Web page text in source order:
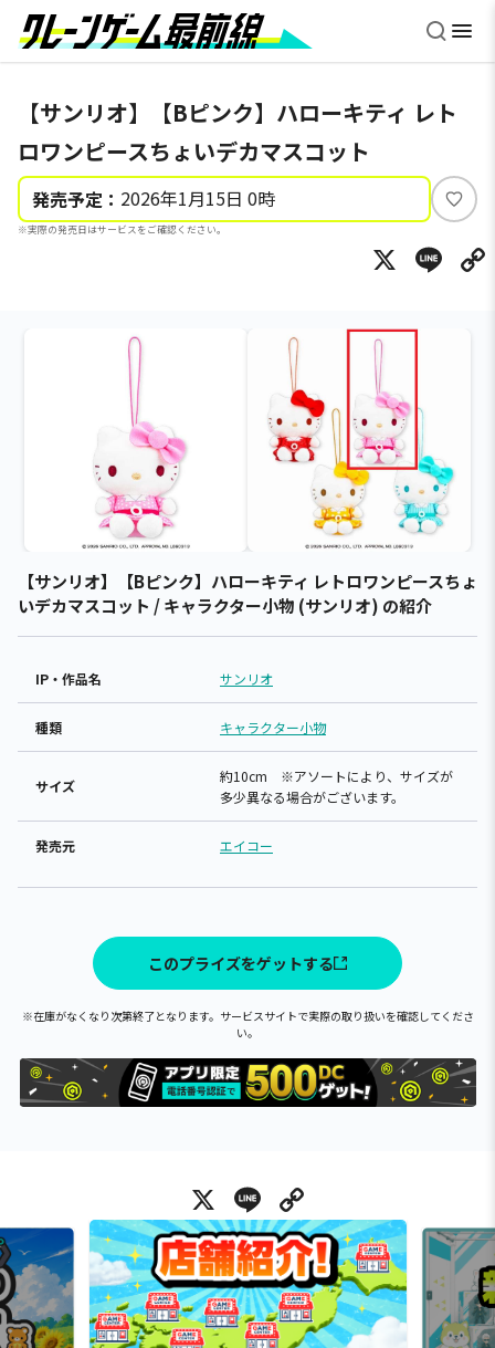
【サンリオ】【Bピンク】ハローキティ レト
ロワンピースちょいデカマスコット
発売予定： 2026年1月15日 0時
※実際の発売日はサービスをご確認ください。
い
ね
X
【サンリオ】【Bピンク】ハローキティ レトロワンピースちょ
いデカマスコット / キャラクター小物 (サンリオ) の紹介
IP・作品名 サンリオ
種類 キャラクター小物
サイズ
約10cm ※アソートにより、サイズが
多少異なる場合がございます。
発売元 エイコー
このプライズをゲットする
※在庫がなくなり次第終了となります。サービスサイトで実際の取り扱いを確認してくださ
い。
X Line